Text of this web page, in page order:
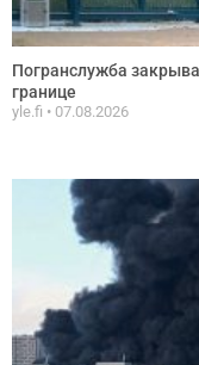
Погранслужба
границе
yle.fi 07.08.2026